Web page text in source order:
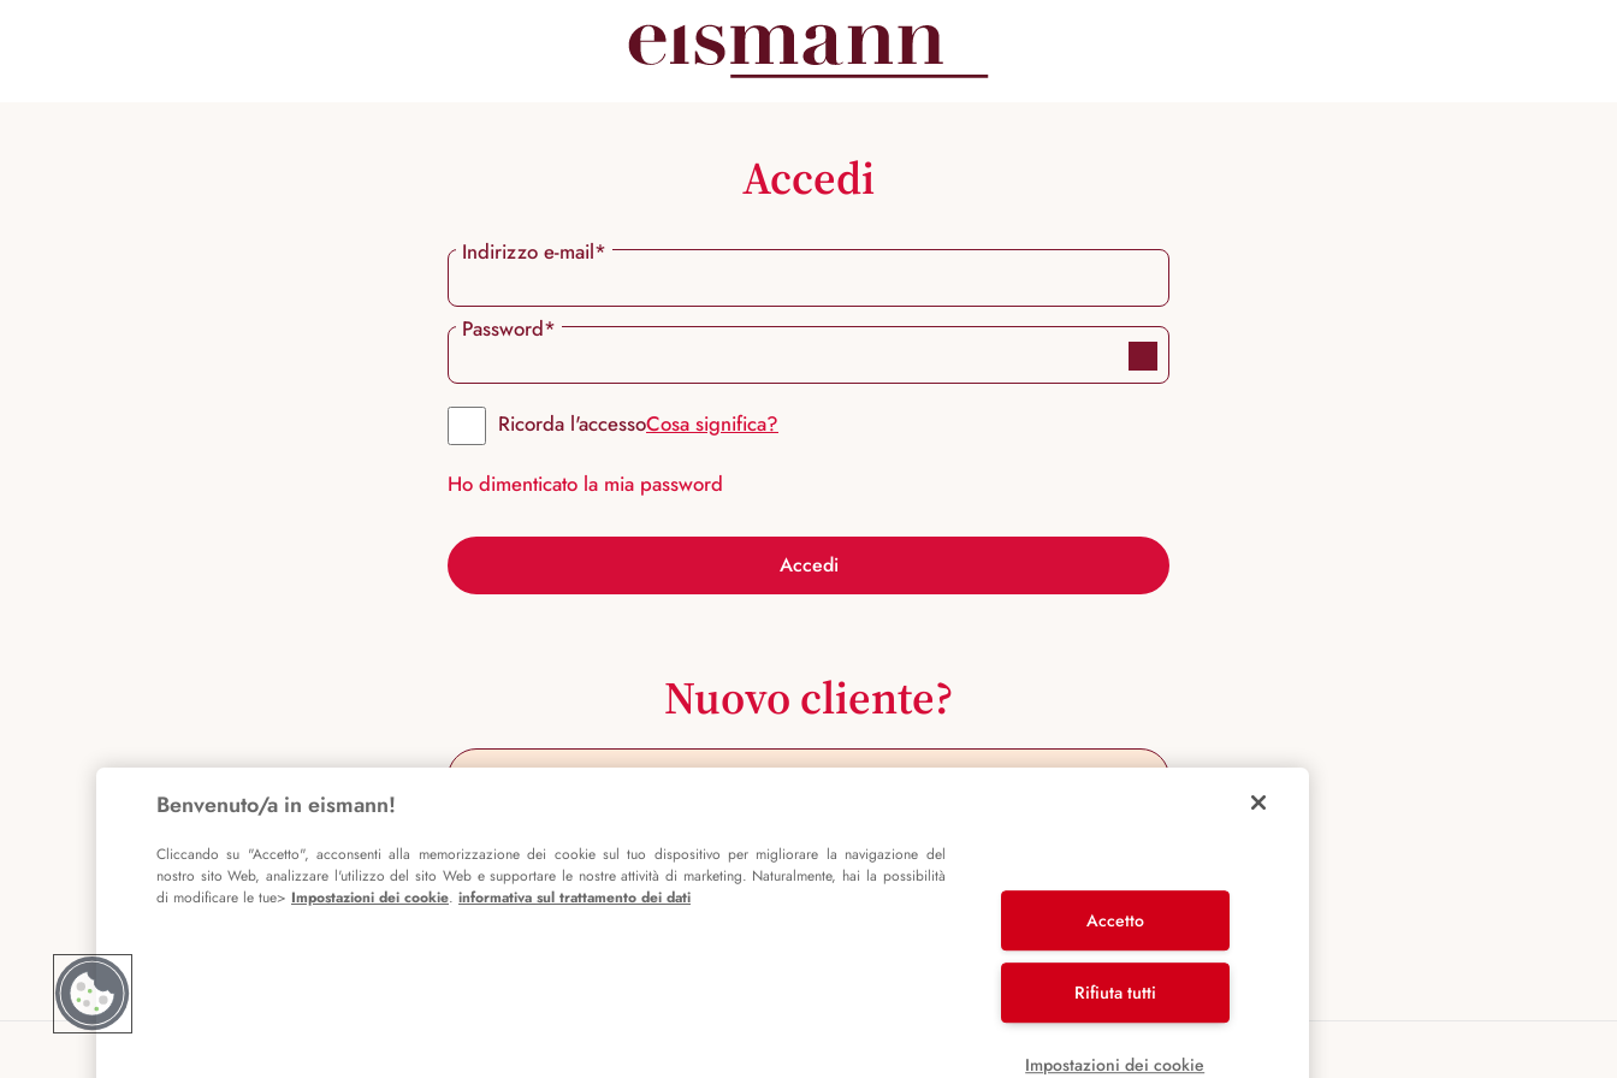
Accedi
Indirizzo e-mail*
Password*
Ricorda l'accessoCosa significa?
Ho dimenticato la mia password
Accedi
Nuovo cliente?
Registrati ora
Benvenuto/a in eismann!
Cliccando su "Accetto", acconsenti alla memorizzazione dei cookie sul tuo dispositivo per migliorare la navigazione del
nostro sito Web, analizzare l'utilizzo del sito Web e supportare le nostre attività di marketing. Naturalmente, hai la possibilità
di modificare le tue> Impostazioni dei cookie. informativa sul trattamento dei dati
Accetto
Rifiuta tutti
Impostazioni dei cookie